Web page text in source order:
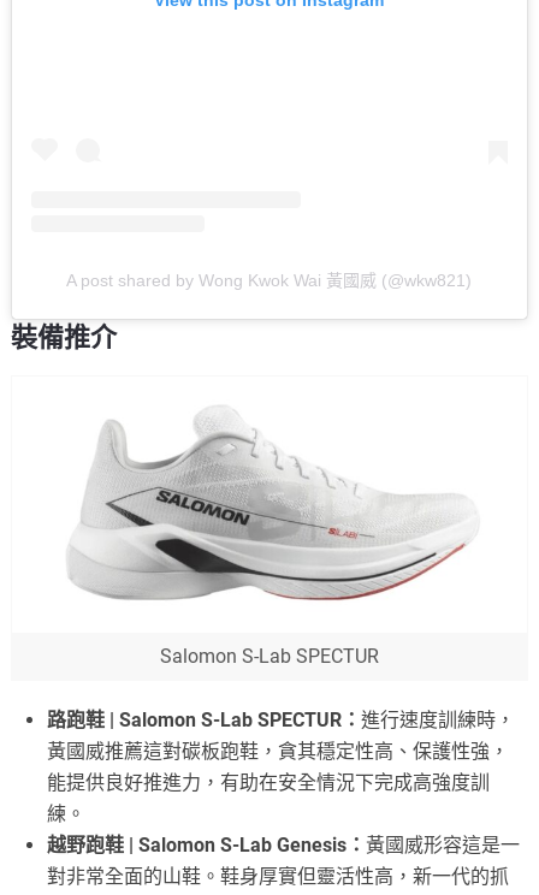
A post shared by Wong Kwok Wai 黃國威 (@wkw821)
裝備推介
Salomon S-Lab SPECTUR
路跑鞋 | Salomon S-Lab SPECTUR：進行速度訓練時，
黃國威推薦這對碳板跑鞋，貪其穩定性高、保護性強，
能提供良好推進力，有助在安全情況下完成高強度訓
練。
越野跑鞋 | Salomon S-Lab Genesis： 黃國威形容這是一
對非常全面的山鞋。鞋身厚實但靈活性高，新一代的抓